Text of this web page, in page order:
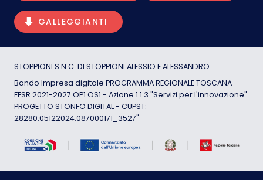
GALLEGGIANTI
STOPPIONI S.N.C. DI STOPPIONI ALESSIO E ALESSANDRO
Bando Impresa digitale PROGRAMMA REGIONALE TOSCANA
FESR 2021-2027 OP1 OS1 - Azione 1.1.3 "Servizi per l'innovazione"
PROGETTO STONFO DIGITAL - CUPST:
28280.05122024.087000171_3527"